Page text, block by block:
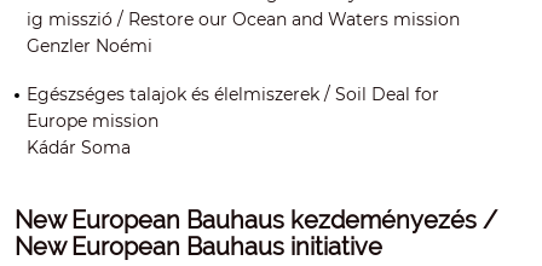
ig misszió / Restore our Ocean and Waters mission
Genzler Noémi
Egészséges talajok és élelmiszerek / Soil Deal for
Europe mission
Kádár Soma
New European Bauhaus kezdeményezés /
New European Bauhaus initiative